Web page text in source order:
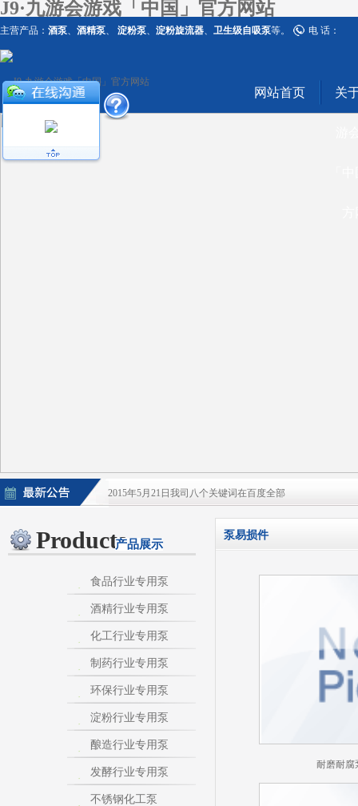
J9·九游会游戏「中国」官方网站
主营产品： 酒泵、 酒精泵、 淀粉泵、 淀粉旋流器、 卫生级自吸泵等。 电 话：
网站首页 关
2015年5月21日我司八个关键词在百度全部
2015年5月21日酒泵百度排名上升
淀粉泵|卫生泵|卫生级自吸泵|淀粉旋流器|不
不锈钢自吸泵|不锈钢化工泵|酒泵|酒精泵|淀
热烈庆祝：我司与天长市千秋在线网络服务有限公
Products产品展示
食品行业专用泵
酒精行业专用泵
化工行业专用泵
制药行业专用泵
环保行业专用泵
淀粉行业专用泵
酿造行业专用泵
发酵行业专用泵
不锈钢化工泵
泵易损件
耐磨耐腐